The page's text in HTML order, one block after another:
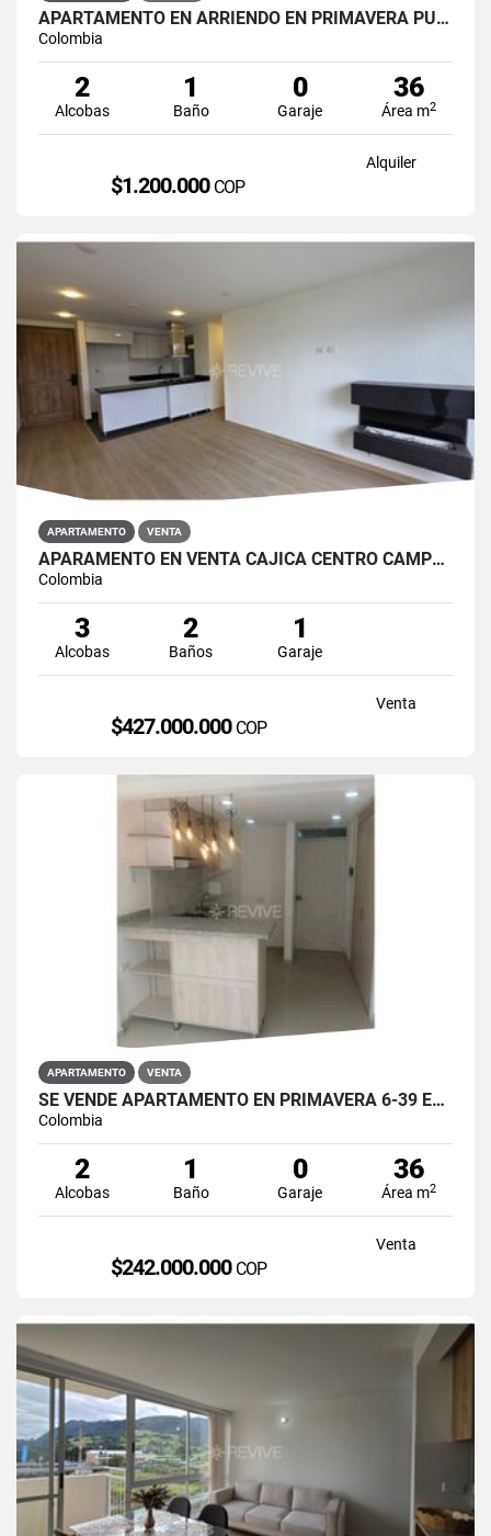
APARTAMENTO EN ARRIENDO EN PRIMAVERA PUENTE ARANDA PRIMAVERA 6-39 ET 2
Colombia
2
Alcobas
1
Baño
0
Garaje
36
Área m2
Alquiler
$1.200.000 COP
APARTAMENTO VENTA
APARAMENTO EN VENTA CAJICÁ CENTRO CAMPUS CLUB RESERVADO
Colombia
3
Alcobas
2
Baños
1
Garaje
Venta
$427.000.000 COP
APARTAMENTO VENTA
SE VENDE APARTAMENTO EN PRIMAVERA 6-39 ET 2 PUENTE ARANDA
Colombia
2
Alcobas
1
Baño
0
Garaje
36
Área m2
Venta
$242.000.000 COP